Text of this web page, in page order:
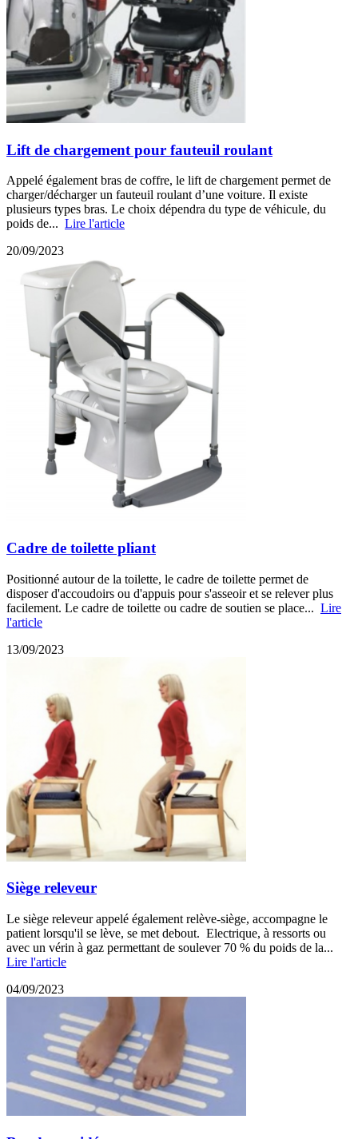
Lift de chargement pour fauteuil roulant
Appelé également bras de coffre, le lift de chargement permet de
charger/décharger un fauteuil roulant d’une voiture. Il existe
plusieurs types bras. Le choix dépendra du type de véhicule, du
poids de... Lire l'article
20/09/2023
Cadre de toilette pliant
Positionné autour de la toilette, le cadre de toilette permet de
disposer d'accoudoirs ou d'appuis pour s'asseoir et se relever plus
facilement. Le cadre de toilette ou cadre de soutien se place... Lire
l'article
13/09/2023
Siège releveur
Le siège releveur appelé également relève-siège, accompagne le
patient lorsqu'il se lève, se met debout. Electrique, à ressorts ou
avec un vérin à gaz permettant de soulever 70 % du poids de la...
Lire l'article
04/09/2023